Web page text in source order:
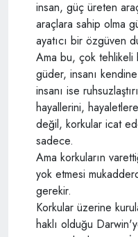
insan, güç üreten
araçlara sahip olma
ayatıcı bir özgüven
Ama bu, çok tehlikeli
güder, insanı
insanı ise
hayallerini,
değil, korkular icat
sadece.
Ama korkuların
yok etmesi
gerekir.
Korkular üzerine
haklı olduğu